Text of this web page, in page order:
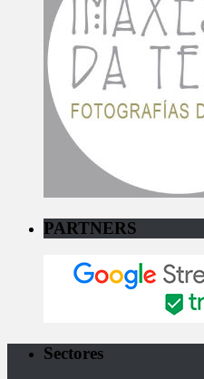
PARTNERS
Sectores